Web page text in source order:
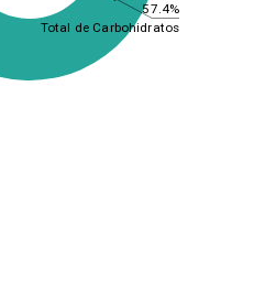
57.4%
Total de Carbohidratos